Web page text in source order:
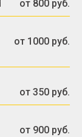
от 800 руб.
от 1000 руб.
от 350 руб.
от 900 руб.